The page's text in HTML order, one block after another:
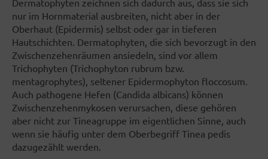
Dermatophyten zeichnen sich dadurch aus, dass sie sich
nur im Hornmaterial ausbreiten, nicht aber in der
Oberhaut (Epidermis) selbst oder gar in tieferen
Hautschichten. Dermatophyten, die sich bevorzugt in den
Zwischenzehenräumen ansiedeln, sind vor allem
Trichophyten (Trichophyton rubrum bzw.
mentagrophytes), seltener Epidermophyton floccosum.
Auch pathogene Hefen (Candida albicans) können
Zwischenzehenmykosen verursachen, diese gehören
aber nicht zur Tineagruppe im eigentlichen Sinne, auch
wenn sie häufig unter dem Oberbegriff Tinea pedis
dazugezählt werden.